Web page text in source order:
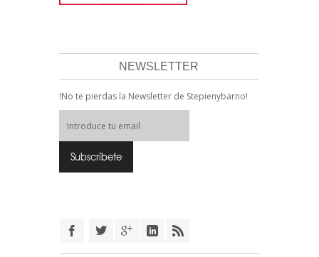
NEWSLETTER
!No te pierdas la Newsletter de Stepienybarno!